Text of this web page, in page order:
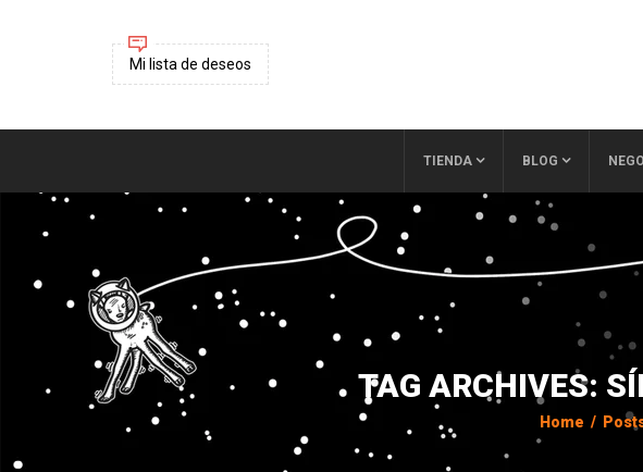
Mi lista de deseos
TIENDA BLOG
TAG ARCHIVES:
Home /